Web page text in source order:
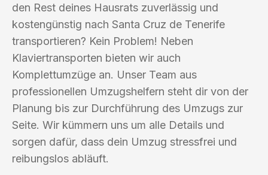
den Rest deines Hausrats zuverlässig und
kostengünstig nach Santa Cruz de Tenerife
transportieren? Kein Problem! Neben
Klaviertransporten bieten wir auch
Komplettumzüge an. Unser Team aus
professionellen Umzugshelfern steht dir von der
Planung bis zur Durchführung des Umzugs zur
Seite. Wir kümmern uns um alle Details und
sorgen dafür, dass dein Umzug stressfrei und
reibungslos abläuft.